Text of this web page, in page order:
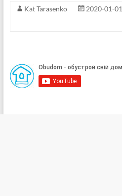
Kat Tarasenko 2020-01-01